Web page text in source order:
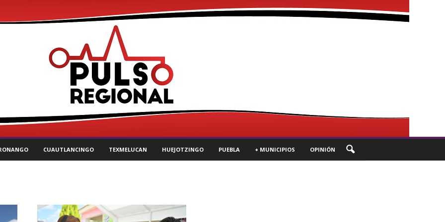
CUAUTLANCINGO TEXMELUCAN HUEJOTZINGO PUEBLA + MUNICIPIOS OPINIÓN